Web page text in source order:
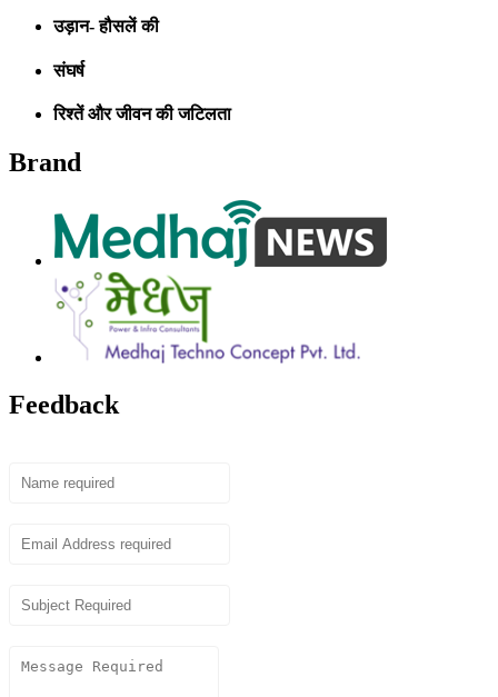
उड़ान- हौसलें की
संघर्ष
रिश्तें और जीवन की जटिलता
Brand
Feedback